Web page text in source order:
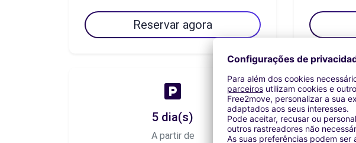
Reservar agora
5 dia(s)
A partir de